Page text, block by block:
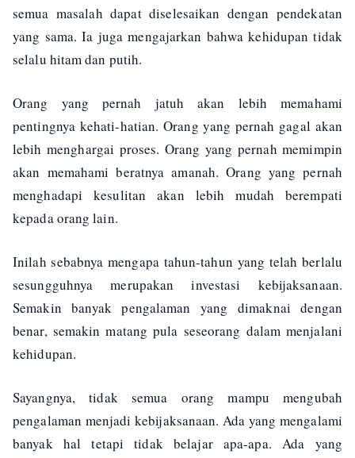
semua masalah dapat diselesaikan dengan pendekatan
yang sama. Ia juga mengajarkan bahwa kehidupan tidak
selalu hitam dan putih.
Orang yang pernah jatuh akan lebih memahami
pentingnya kehati-hatian. Orang yang pernah gagal akan
lebih menghargai proses. Orang yang pernah memimpin
akan memahami beratnya amanah. Orang yang pernah
menghadapi kesulitan akan lebih mudah berempati
kepada orang lain.
Inilah sebabnya mengapa tahun-tahun yang telah berlalu
sesungguhnya merupakan investasi kebijaksanaan.
Semakin banyak pengalaman yang dimaknai dengan
benar, semakin matang pula seseorang dalam menjalani
kehidupan.
Sayangnya, tidak semua orang mampu mengubah
pengalaman menjadi kebijaksanaan. Ada yang mengalami
banyak hal tetapi tidak belajar apa-apa. Ada yang